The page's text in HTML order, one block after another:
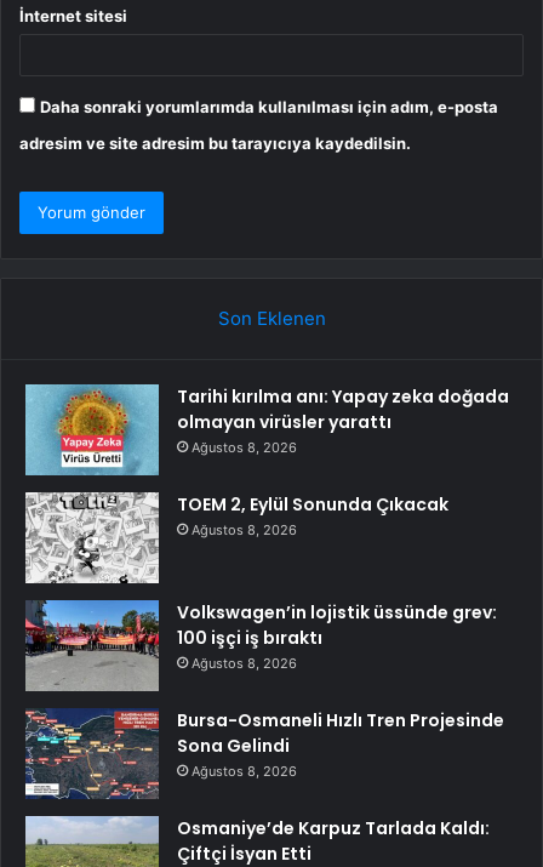
İnternet sitesi
Daha sonraki yorumlarımda kullanılması için adım, e-posta
adresim ve site adresim bu tarayıcıya kaydedilsin.
Son Eklenen
Tarihi kırılma anı: Yapay zeka doğada
olmayan virüsler yarattı
Ağustos 8, 2026
TOEM 2, Eylül Sonunda Çıkacak
Ağustos 8, 2026
Volkswagen’in lojistik üssünde grev:
100 işçi iş bıraktı
Ağustos 8, 2026
Bursa-Osmaneli Hızlı Tren Projesinde
Sona Gelindi
Ağustos 8, 2026
Osmaniye’de Karpuz Tarlada Kaldı:
Çiftçi İsyan Etti